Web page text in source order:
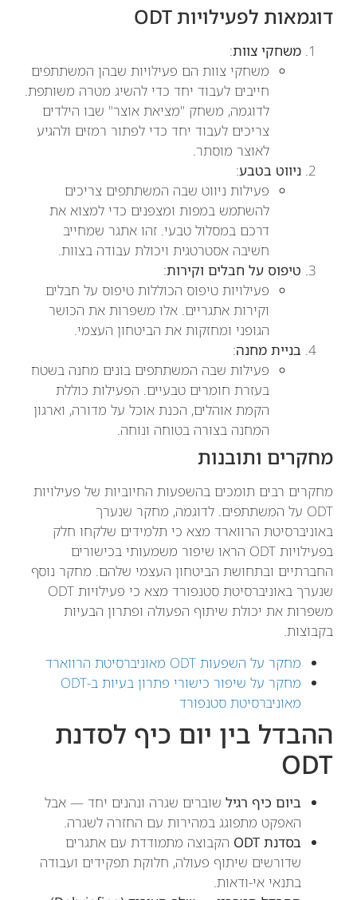
דוגמאות לפעילויות ODT
משחקי צוות:
משחקי צוות הם פעילויות שבהן המשתתפים
חייבים לעבוד יחד כדי להשיג מטרה משותפת.
לדוגמה, משחק "מציאת אוצר" שבו הילדים
צריכים לעבוד יחד כדי לפתור רמזים ולהגיע
לאוצר מוסתר.
ניווט בטבע:
פעילות ניווט שבה המשתתפים צריכים
להשתמש במפות ומצפנים כדי למצוא את
דרכם במסלול טבעי. זהו אתגר שמחייב
חשיבה אסטרטגית ויכולת עבודה בצוות.
טיפוס על חבלים וקירות:
פעילויות טיפוס הכוללות טיפוס על חבלים
וקירות אתגריים. אלו משפרות את הכושר
הגופני ומחזקות את הביטחון העצמי.
בניית מחנה:
פעילות שבה המשתתפים בונים מחנה בשטח
בעזרת חומרים טבעיים. הפעילות כוללת
הקמת אוהלים, הכנת אוכל על מדורה, וארגון
המחנה בצורה בטוחה ונוחה.
מחקרים ותובנות
מחקרים רבים תומכים בהשפעות החיוביות של פעילויות
ODT על המשתתפים. לדוגמה, מחקר שנערך
באוניברסיטת הרווארד מצא כי תלמידים שלקחו חלק
בפעילויות ODT הראו שיפור משמעותי בכישורים
החברתיים ובתחושת הביטחון העצמי שלהם. מחקר נוסף
שנערך באוניברסיטת סטנפורד מצא כי פעילויות ODT
משפרות את יכולת שיתוף הפעולה ופתרון הבעיות
בקבוצות.
מחקר על השפעות ODT מאוניברסיטת הרווארד
מחקר על שיפור כישורי פתרון בעיות ב-ODT
מאוניברסיטת סטנפורד
ההבדל בין יום כיף לסדנת
ODT
ביום כיף רגיל שוברים שגרה ונהנים יחד — אבל
האפקט מתפוגג במהירות עם החזרה לשגרה.
בסדנת ODT
הקבוצה מתמודדת עם אתגרים
שדורשים שיתוף פעולה, חלוקת תפקידים ועבודה
בתנאי אי-ודאות.